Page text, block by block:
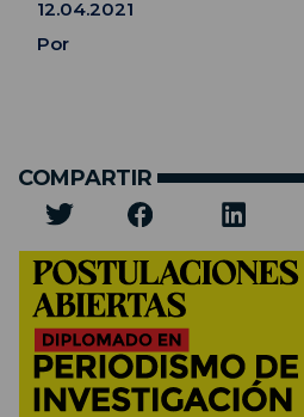
12.04.2021
Por
COMPARTIR